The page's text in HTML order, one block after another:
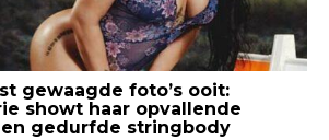
gewaagde foto’s ooit:
showt haar opvallende
gedurfde stringbody